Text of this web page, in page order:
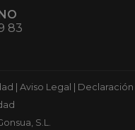
83
Aviso Legal
Declaración
S.L.